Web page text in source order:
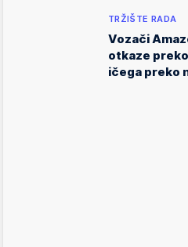
TRŽIŠTE RADA
Vozači
otkaze
ičega preko